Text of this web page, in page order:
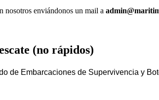
nosotros enviándonos un mail a
(no rápidos)
de Embarcaciones de Supervivencia y